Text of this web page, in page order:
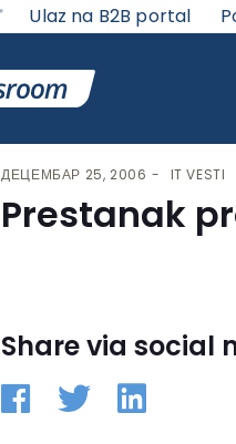
Ulaz na B2B portal
ДЕЦЕМБАР 25, 2006 IT VESTI
Prestanak
Share via social